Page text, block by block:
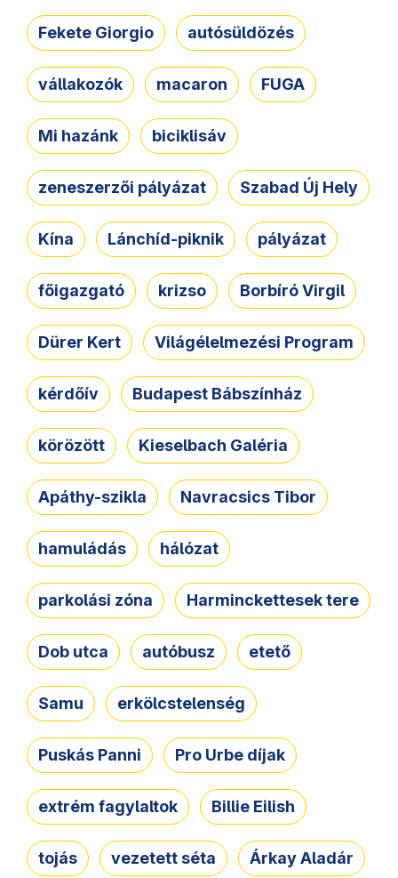
Fekete Giorgio autósüldözés
vállakozók macaron FUGA
Mi hazánk biciklisáv
zeneszerzői pályázat Szabad Új Hely
Kína Lánchíd-piknik pályázat
főigazgató krizso Borbíró Virgil
Dürer Kert Világélelmezési Program
kérdőív Budapest Bábszínház
körözött Kieselbach Galéria
Apáthy-szikla Navracsics Tibor
hamuládás hálózat
parkolási zóna Harminckettesek tere
Dob utca autóbusz etető
Samu erkölcstelenség
Puskás Panni Pro Urbe díjak
extrém fagylaltok Billie Eilish
tojás vezetett séta Árkay Aladár